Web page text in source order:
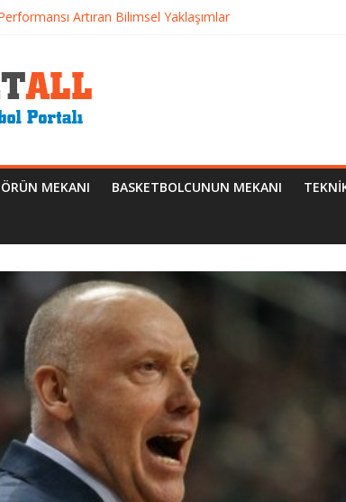
Artıran Bilimsel Yaklaşımlar
Gerçek Şampiyon Kim?
Nasıl Olmalı
MEKANI BASKETBOLCUNUN MEKANI